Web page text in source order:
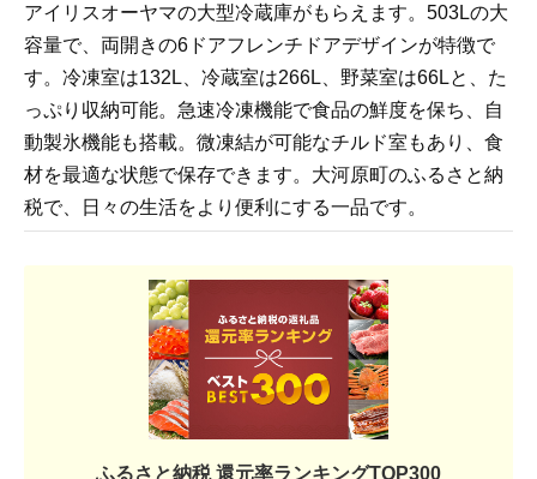
アイリスオーヤマの大型冷蔵庫がもらえます。503Lの大
容量で、両開きの6ドアフレンチドアデザインが特徴で
す。冷凍室は132L、冷蔵室は266L、野菜室は66Lと、た
っぷり収納可能。急速冷凍機能で食品の鮮度を保ち、自
動製氷機能も搭載。微凍結が可能なチルド室もあり、食
材を最適な状態で保存できます。大河原町のふるさと納
税で、日々の生活をより便利にする一品です。
ふるさと納税 還元率ランキングTOP300